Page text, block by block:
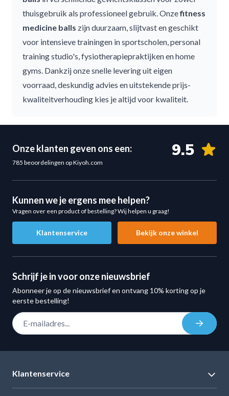
thuisgebruik als professioneel gebruik. Onzefitness
medicine balls zijn duurzaam, slijtvast en geschikt
voor intensieve trainingen in sportscholen, personal
training studio's, fysiotherapiepraktijken en home
gyms. Dankzij onze snelle levering uit eigen
voorraad, deskundig advies en uitstekende prijs-
kwaliteitverhouding kies je altijd voor kwaliteit.
Onze klanten geven ons een:
785 beoordelingen op Kiyoh.com
9.5
Kunnen we je ergens mee helpen?
Vragen over een product of bestelling? Wij helpen u graag!
Klantenservice Bekijk onze winkel
Schrijf je in voor onze nieuwsbrief
Abonneer je op de nieuwsbrief en ontvang 10% korting op je
eerste bestelling!
Klantenservice